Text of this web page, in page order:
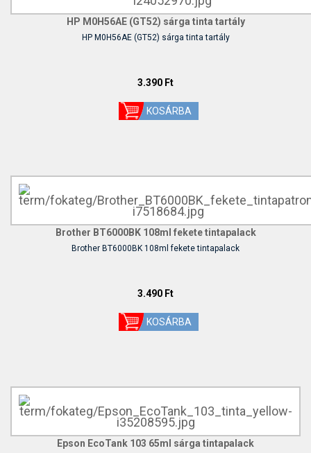
HP M0H56AE (GT52) sárga tinta tartály
HP M0H56AE (GT52) sárga tinta tartály
3.390 Ft
Brother BT6000BK 108ml fekete tintapalack
Brother BT6000BK 108ml fekete tintapalack
3.490 Ft
Epson EcoTank 103 65ml sárga tintapalack